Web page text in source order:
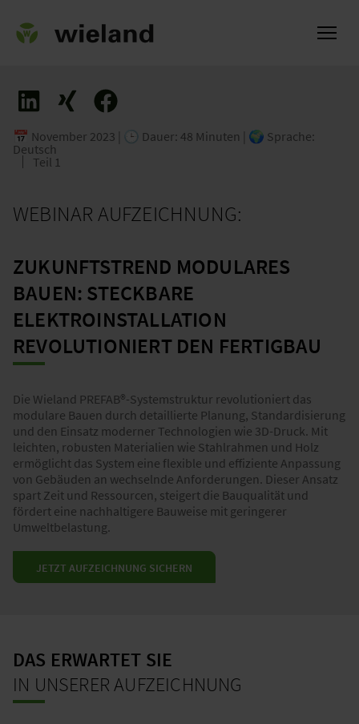
📅 November 2023 | 🕒 Dauer: 48 Minuten | 🌍 Sprache:
Deutsch
Teil 1
WEBINAR AUFZEICHNUNG:
ZUKUNFTSTREND MODULARES
BAUEN: STECKBARE
ELEKTROINSTALLATION
REVOLUTIONIERT DEN FERTIGBAU
Die Wieland PREFAB®-Systemstruktur revolutioniert das
modulare Bauen durch detaillierte Planung, Standardisierung
und den Einsatz moderner Technologien wie 3D-Druck. Mit
leichten, robusten Materialien wie Stahlrahmen und Holz
ermöglicht das System eine flexible und effiziente Anpassung
von Gebäuden an wechselnde Anforderungen. Dieser Ansatz
spart Zeit und Ressourcen, steigert die Bauqualität und
fördert eine nachhaltigere Bauweise mit geringerer
Umweltbelastung.
JETZT AUFZEICHNUNG SICHERN
DAS ERWARTET SIE
IN UNSERER AUFZEICHNUNG